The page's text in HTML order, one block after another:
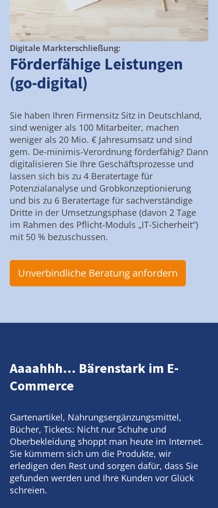
Digitale Markterschließung:
Förderfähige Leistungen
(go-digital)
Sie haben Ihren Firmensitz Sitz in Deutschland,
sind weniger als 100 Mitarbeiter, machen
weniger als 20 Mio. € Jahresumsatz und sind
gem. De-minimis-Verordnung förderfähig? Dann
digitalisieren Sie Ihre Geschäftsprozesse und
lassen sich bis zu 4 Beratertage für
Potenzialanalyse und Grobkonzeptionierung
und bis zu 6 Beratertage für sachverständige
Dritte in der Umsetzungsphase (davon 2 Tage
im Rahmen des Pflicht-Moduls „IT-Sicherheit“)
mit 50 % bezuschussen.
Unverbindliche Beratung anfordern
Aaaahhh... Bärenstark im E-
Commerce
Gartenartikel, Nahrungsergänzungsmittel,
Bücher, Tickets: Nicht nur Schuhe und
Oberbekleidung shoppt man heute im Internet.
Sie kümmern sich um die Produkte, wir
erledigen den Rest und sorgen dafür, dass Sie
gefunden werden und Ihre Kunden vor Glück
schreien.